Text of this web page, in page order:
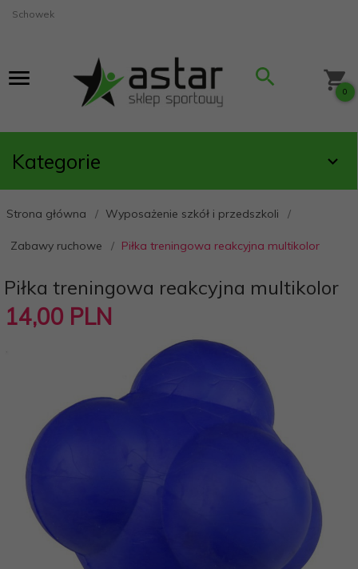
Schowek
0
Kategorie
Strona główna Wyposażenie szkół i przedszkoli
Zabawy ruchowe Piłka treningowa reakcyjna multikolor
Piłka treningowa reakcyjna multikolor
14,00 PLN